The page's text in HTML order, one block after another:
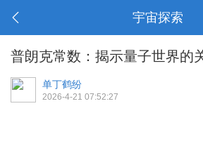
宇宙探索
普朗克常数：揭示量子世界的
单丁鹤纷
2026-4-21 07:52:27